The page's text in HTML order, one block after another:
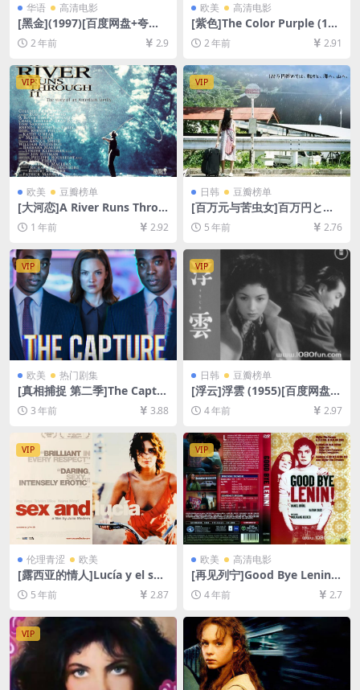
华语 高清电影
[黑金](1997)[百度网盘+夸克
网盘1080P超清未删减资源]
[网盘在线播放/下载][MP4/8G
B][原声中字]
2 年前 2.9
欧美 高清电影
[紫色]The Color Purple (198
5)[百度网盘+夸克网盘1080P
超清未删减资源][网盘在线播
放/下载][MP4/9.6GB][中文字
幕]
2 年前 2.91
VIP
欧美 豆瓣榜单
[大河恋]A River Runs Throu
gh It (1992)[百度网盘+夸克
网盘1080P超清未删减资源]
8GB][中文字幕]
1 年前 2.92
VIP
日韩 豆瓣榜单
[百万元与苦虫女]百万円と苦
虫女 (2008)[百度网盘+迅雷云
盘资源1080P超清未删减][MP
5 年前 2.76
VIP
欧美 热门剧集
[真相捕捉 第二季]The Captur
e Season 2 (2022)[百度网盘
+迅雷云盘+阿里云盘资源1080
P超清未删减][MP4/8.9GB][中
英字幕]
3 年前 3.88
VIP
日韩 豆瓣榜单
[浮云]浮雲 (1955)[百度网盘
+迅雷云盘资源1080P超清未
删减][MP4/8GB][日语中字]
4 年前 2.97
VIP
伦理青涩 欧美
[露西亚的情人]Lucía y el sex
o (2001)[百度网盘+迅雷云盘
资源1080P超清未删减][MP4/
8.0GB][中英字幕]【视频文件
+防和谐压缩包（含解压密
码）】
5 年前 2.87
VIP
欧美 高清电影
[再见列宁]Good Bye Lenin!
(2003)[百度网盘+迅雷云盘资
源1080P超清未删减][MP4/7.
8GB][中文字幕]
4 年前 2.7
VIP